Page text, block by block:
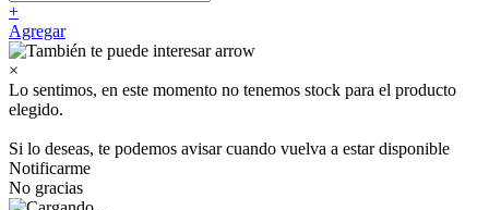
+
Agregar
×
Lo sentimos, en este momento no tenemos stock para el producto
elegido.
Si lo deseas, te podemos avisar cuando vuelva a estar disponible
Notificarme
No gracias